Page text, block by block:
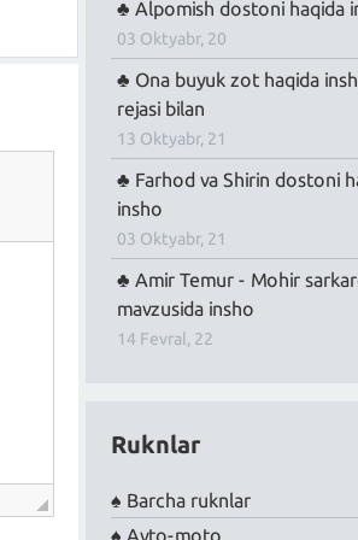
Alpomish dostoni haqida
03 Oktyabr, 20
Ona buyuk zot haqida
rejasi bilan
13 Oktyabr, 21
Farhod va Shirin dostoni
insho
03 Oktyabr, 21
Amir Temur - Mohir
mavzusida insho
14 Fevral, 22
Ruknlar
Barcha ruknlar
Avto-moto